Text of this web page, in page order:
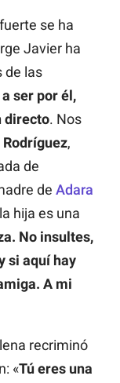
se ha
Javier ha
de las
ser por él,
directo. Nos
Rodríguez,
de
de Adara
hija es una
No insultes,
si aquí hay
A mi
recriminó
«Tú eres una